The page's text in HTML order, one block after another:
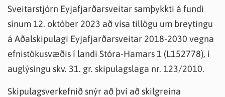
Sveitarstjórn Eyjafjarðarsveitar samþykkti á fundi
sínum 12. október 2023 að vísa tillögu um breytingu
á Aðalskipulagi Eyjafjarðarsveitar 2018-2030 vegna
efnistökusvæðis í landi Stóra-Hamars 1 (L152778), í
auglýsingu skv. 31. gr. skipulagslaga nr. 123/2010.
Skipulagsverkefnið snýr að því að skilgreina